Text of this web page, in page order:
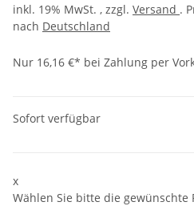
inkl. 19% MwSt. , zzgl. Versand .
nach Deutschland
Nur 16,16 €* bei Zahlung per
Sofort verfügbar
x
Wählen Sie bitte die gewünschte